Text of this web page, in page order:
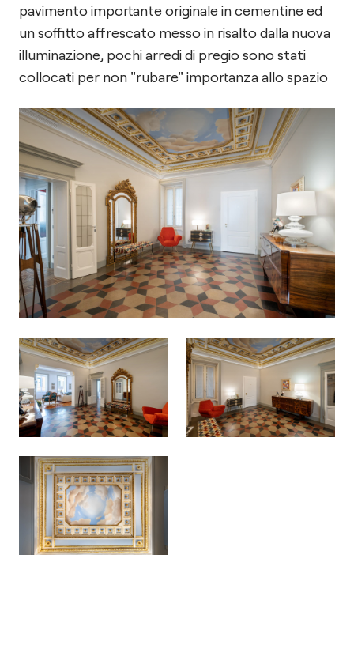
pavimento importante originale in cementine ed
un soffitto affrescato messo in risalto dalla nuova
illuminazione, pochi arredi di pregio sono stati
collocati per non "rubare" importanza allo spazio